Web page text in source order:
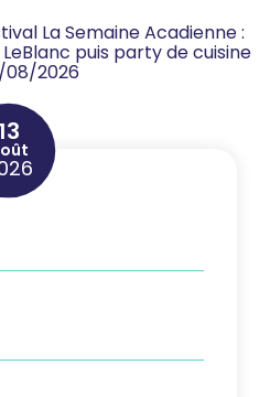
La Semaine Acadienne :
puis party de cuisine
08/2026
13